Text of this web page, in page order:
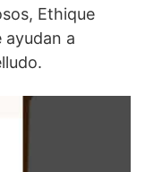
Ethique
ayudan a